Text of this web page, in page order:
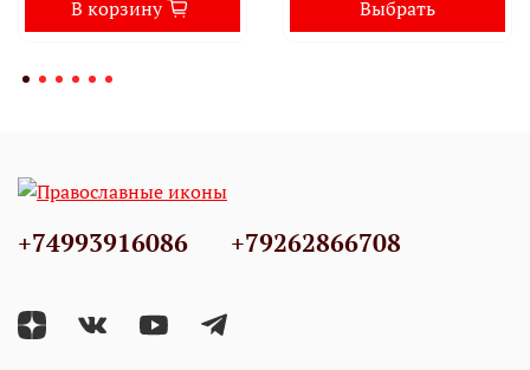
В корзину Выбрать
+74993916086 +79262866708